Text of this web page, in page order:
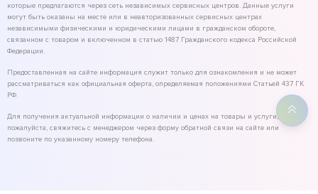
которые предлагаются через сеть независимых сервисных центров. Данные услуги
могут быть оказаны на месте или в неавторизованных сервисных центрах
независимыми физическими и юридическими лицами в гражданском обороте,
связанном с товаром и включенном в статью 1487 Гражданского кодекса Российской
Федерации.
Предоставленная на сайте информация служит только для ознакомления и не может
рассматриваться как официальная оферта, определяемая положениями Статьей 437 ГК
РФ.
Для получения актуальной информации о наличии и ценах на товары и услуги,
пожалуйста, свяжитесь с менеджером через форму обратной связи на сайте или
позвоните по указанному номеру телефона.